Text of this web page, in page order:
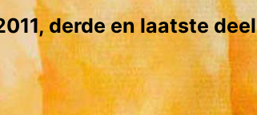
derde en laatste deel